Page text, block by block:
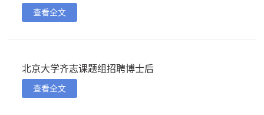
查看全文
北京大学齐志课题组招聘博士后
查看全文